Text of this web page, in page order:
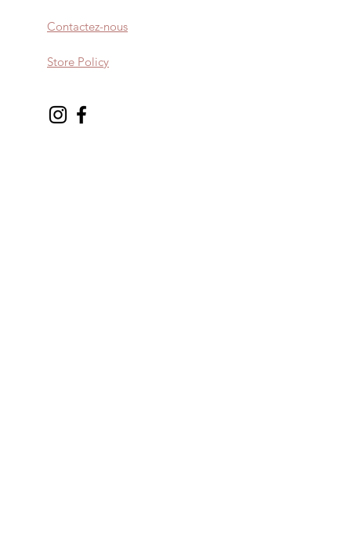
Contactez-nous
Store Policy